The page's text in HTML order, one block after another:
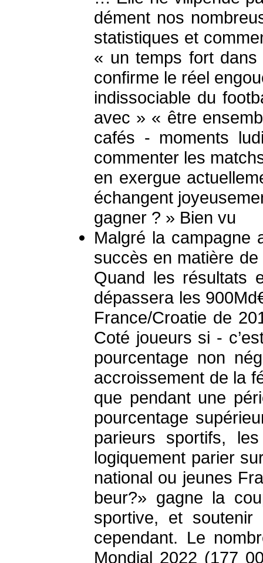
dément nos
statistiques et
« un temps fort dans
confirme le réel
indissociable du
avec » « être
cafés - moments
commenter les
en exergue
échangent
gagner ? » Bien vu
Malgré la campagne
succès en matière
Quand les résultats
dépassera les
France/Croatie de
Coté joueurs si -
pourcentage non
accroissement de la
que pendant une
pourcentage
parieurs sportifs,
logiquement parier
national ou jeunes
beur?» gagne la
sportive, et soutenir
cependant. Le
Mondial 2022 (177